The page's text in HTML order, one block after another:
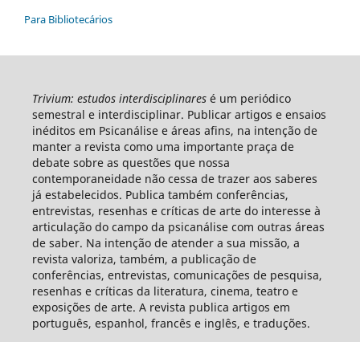
Para Bibliotecários
Trivium: estudos interdisciplinaresé um periódico
semestral e interdisciplinar. Publicar artigos e ensaios
inéditos em Psicanálise e áreas afins, na intenção de
manter a revista como uma importante praça de
debate sobre as questões que nossa
contemporaneidade não cessa de trazer aos saberes
já estabelecidos. Publica também conferências,
entrevistas, resenhas e críticas de arte do interesse à
articulação do campo da psicanálise com outras áreas
de saber. Na intenção de atender a sua missão, a
revista valoriza, também, a publicação de
conferências, entrevistas, comunicações de pesquisa,
resenhas e críticas da literatura, cinema, teatro e
exposições de arte. A revista publica artigos em
português, espanhol, francês e inglês, e traduções.